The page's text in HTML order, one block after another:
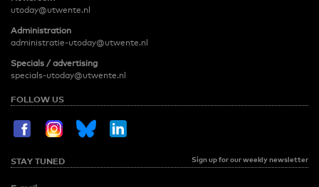
utoday@utwente.nl
Administration
administratie-utoday@utwente.nl
Specials / advertising
specials-utoday@utwente.nl
FOLLOW US
STAY TUNED Sign up for our weekly newsletter